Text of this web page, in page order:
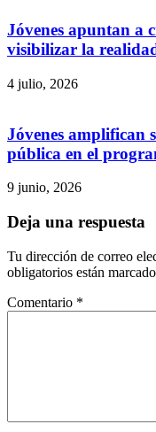
Jóvenes apuntan a
visibilizar la
4 julio, 2026
Jóvenes amplifican
pública en el
9 junio, 2026
Deja una respuesta
Tu dirección de correo
obligatorios están
Comentario *